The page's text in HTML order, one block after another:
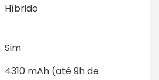
Híbrido
Sim
4310 mAh (até 9h de